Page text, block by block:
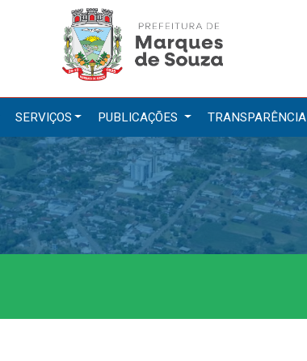
SERVIÇOS PUBLICAÇÕES TRANSPARÊNCIA
Ambiente
Serviços
IPTU 2026
Nota Fiscal Eletrônica